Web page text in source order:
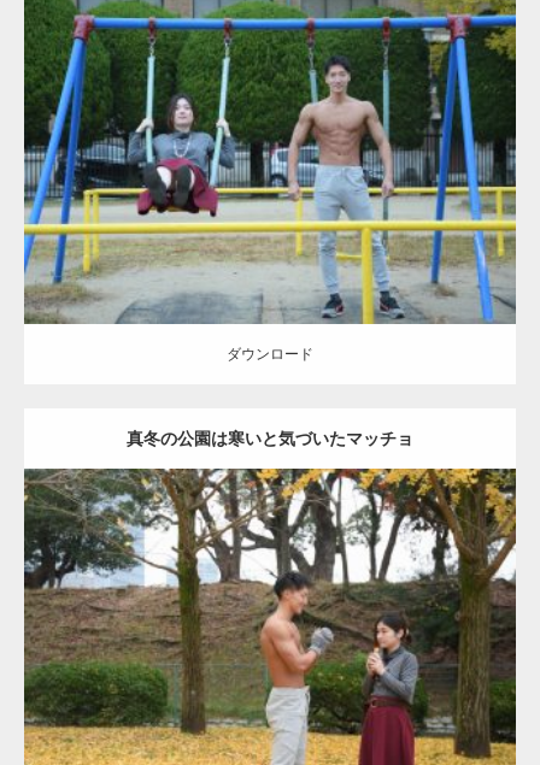
ーズをするマッチョ
Update: 2021.07.6
Category:公園のマッチョ その他 AKIHITO(細マッチョ) 腹筋 大胸筋
ダウンロード
ダウンロード
真冬の公園は寒いと気づいたマッチョ
Update: 2021.07.8
Category:公園のマッチョ その他 AKIHITO(細マッチョ) 上腕三頭筋
肩
ダウンロード